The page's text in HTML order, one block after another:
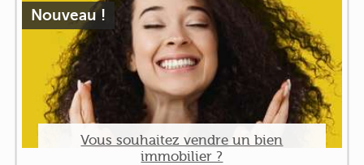
Nouveau !
Vous souhaitez vendre un bien
immobilier ?